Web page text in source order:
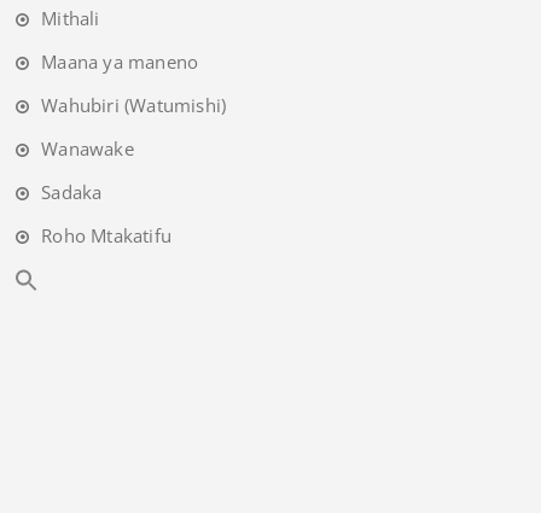
Mithali
Maana ya maneno
Wahubiri (Watumishi)
Wanawake
Sadaka
Roho Mtakatifu